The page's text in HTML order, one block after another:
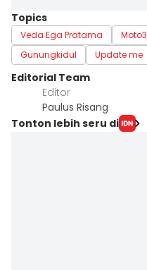
Topics
Veda Ega Pratama Moto3
Gunungkidul
Update me
Editorial Team
Editor
Paulus Risang
Tonton lebih seru di